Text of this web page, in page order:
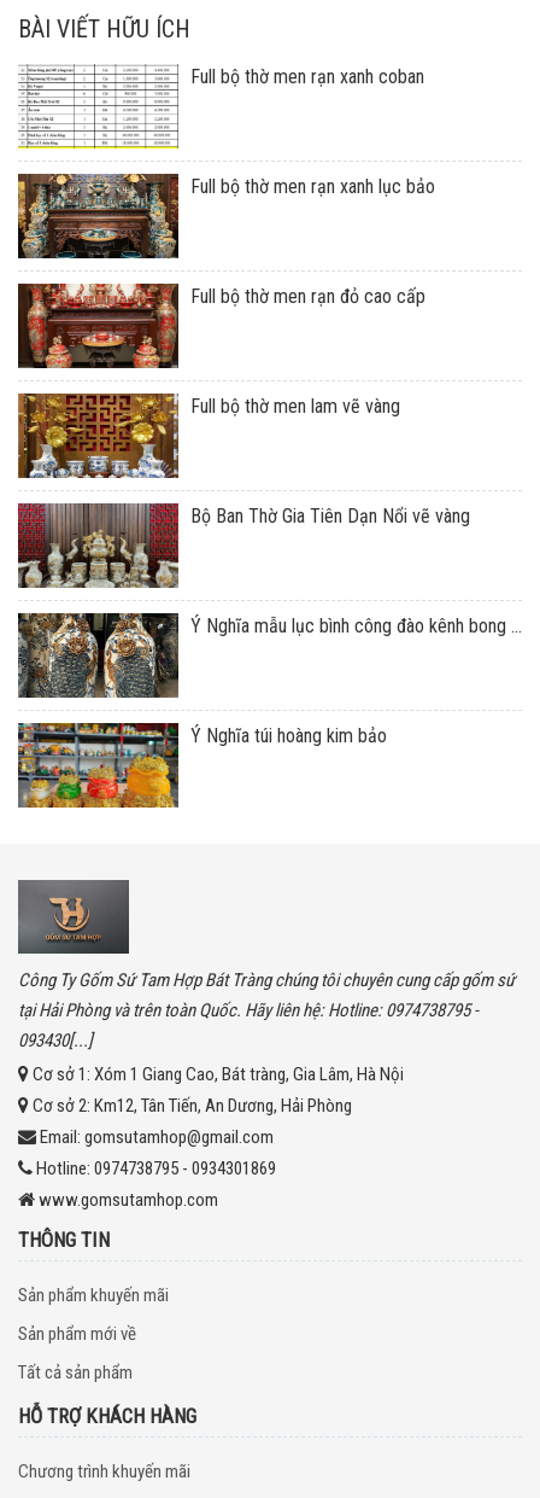
BÀI VIẾT HỮU ÍCH
Full bộ thờ men rạn xanh coban
Full bộ thờ men rạn xanh lục bảo
Full bộ thờ men rạn đỏ cao cấp
Full bộ thờ men lam vẽ vàng
Bộ Ban Thờ Gia Tiên Dạn Nổi vẽ vàng
Ý Nghĩa mẫu lục bình công đào kênh bong ...
Ý Nghĩa túi hoàng kim bảo
Công Ty Gốm Sứ Tam Hợp Bát Tràng chúng tôi chuyên cung cấp gốm sứ
tại Hải Phòng và trên toàn Quốc. Hãy liên hệ: Hotline: 0974738795 -
093430[...]
Cơ sở 1: Xóm 1 Giang Cao, Bát tràng, Gia Lâm, Hà Nội
Cơ sở 2: Km12, Tân Tiến, An Dương, Hải Phòng
Email: gomsutamhop@gmail.com
Hotline: 0974738795 - 0934301869
www.gomsutamhop.com
THÔNG TIN
Sản phẩm khuyến mãi
Sản phẩm mới về
Tất cả sản phẩm
HỖ TRỢ KHÁCH HÀNG
Chương trình khuyến mãi